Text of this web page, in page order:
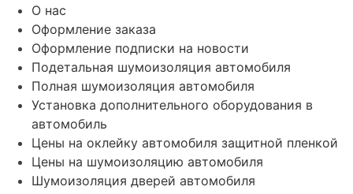
О нас
Оформление заказа
Оформление подписки на новости
Подетальная шумоизоляция автомобиля
Полная шумоизоляция автомобиля
Установка дополнительного оборудования в
автомобиль
Цены на оклейку автомобиля защитной пленкой
Цены на шумоизоляцию автомобиля
Шумоизоляция дверей автомобиля